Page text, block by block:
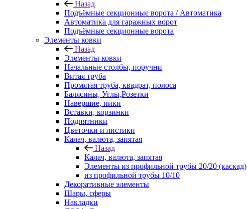
Назад
Подъёмные секционные ворота / Автоматика
Автоматика для гаражных ворот
Подъёмные секционные ворота
Элементы ковки
Назад
Элементы ковки
Начальные столбы, поручни
Витая труба
Промятая труба, квадрат, полоса
Балясины, Углы,Розетки
Навершие, пики
Вставки, корзинки
Подпятники
Цветочки и листики
Калач, валюта, запятая
Назад
Калач, валюта, запятая
Элементы из профильной трубы 20/20 (каскад)
из профильной трубы 10/10
Декоративные элементы
Шары, сферы
Накладки